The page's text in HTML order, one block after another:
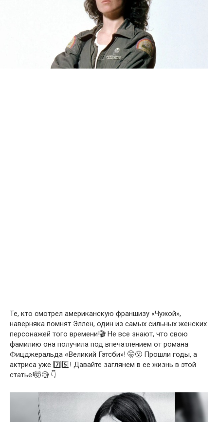
Те, кто смотрел американскую франшизу «Чужой»,
наверняка помнят Эллен, один из самых сильных женских
персонажей того времени!🎬 Не все знают, что свою
фамилию она получила под впечатлением от романа
Фицджеральда «Великий Гэтсби»! 🤫😮 Прошли годы, а
актриса уже 7️⃣5️⃣! Давайте заглянем в ее жизнь в этой
статье!🤯🧐 👇